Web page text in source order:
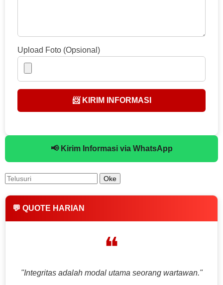
Upload Foto (Opsional)
📨 KIRIM INFORMASI
📢 Kirim Informasi via WhatsApp
💬 QUOTE HARIAN
❝
"Integritas adalah modal utama seorang wartawan."